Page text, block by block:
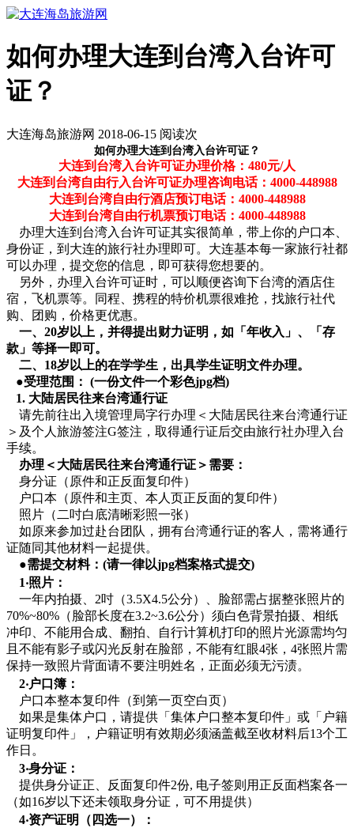
如何办理大连到台湾入台许可
证？
大连海岛旅游网 2018-06-15 阅读次
如何办理大连到台湾入台许可证？
大连到台湾入台许可证办理价格：480元/人
大连到台湾自由行入台许可证办理咨询电话：4000-448988
大连到台湾自由行酒店预订电话： 4000-448988
大连到台湾自由行机票预订电话： 4000-448988
办理大连到台湾入台许可证其实很简单，带上你的户口本、
身份证，到大连的旅行社办理即可。大连基本每一家旅行社都
可以办理，提交您的信息，即可获得您想要的。
另外，办理入台许可证时，可以顺便咨询下台湾的酒店住
宿，飞机票等。同程、携程的特价机票很难抢，找旅行社代
购、团购，价格更优惠。
一、20岁以上，并得提出财力证明，如「年收入」、「存
款」等择一即可。
二、18岁以上的在学学生，出具学生证明文件办理。
●受理范围： (一份文件一个彩色jpg档)
1. 大陆居民往来台湾通行证
请先前往出入境管理局字行办理＜大陆居民往来台湾通行证
＞及个人旅游签注G签注，取得通行证后交由旅行社办理入台
手续。
办理＜大陆居民往来台湾通行证＞需要：
身分证（原件和正反面复印件）
户口本（原件和主页、本人页正反面的复印件）
照片（二吋白底清晰彩照一张）
如原来参加过赴台团队，拥有台湾通行证的客人，需将通行
证随同其他材料一起提供。
●需提交材料：(请一律以jpg档案格式提交)
1‧照片：
一年内拍摄、2吋（3.5X4.5公分）、脸部需占据整张照片的
70%~80%（脸部长度在3.2~3.6公分）须白色背景拍摄、相纸
冲印、不能用合成、翻拍、自行计算机打印的照片光源需均匀
且不能有影子或闪光反射在脸部，不能有红眼4张，4张照片需
保持一致照片背面请不要注明姓名，正面必须无污渍。
2‧户口簿：
户口本整本复印件（到第一页空白页）
如果是集体户口，请提供「集体户口整本复印件」或「户籍
证明复印件」，户籍证明有效期必须涵盖截至收材料后13个工
作日。
3‧身分证：
提供身分证正、反面复印件2份, 电子签则用正反面档案各一
（如16岁以下还未领取身分证，可不用提供）
4‧资产证明（四选一）：